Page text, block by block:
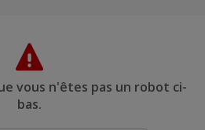
vous n'êtes pas un robot ci-
bas.